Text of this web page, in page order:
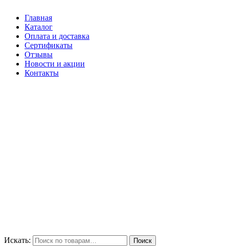
Главная
Каталог
Оплата и доставка
Сертификаты
Отзывы
Новости и акции
Контакты
Искать: Поиск